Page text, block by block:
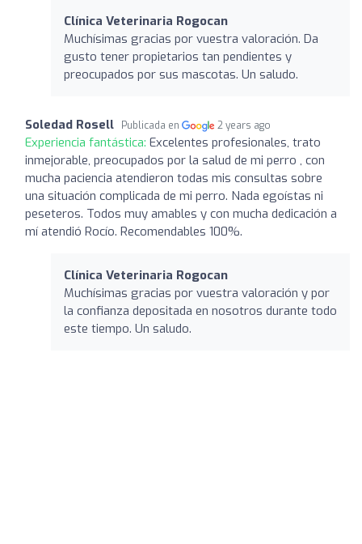
Clínica Veterinaria Rogocan
Muchísimas gracias por vuestra valoración. Da
gusto tener propietarios tan pendientes y
preocupados por sus mascotas. Un saludo.
Soledad Rosell Publicada en 2 years ago
Experiencia fantástica: Excelentes profesionales, trato
inmejorable, preocupados por la salud de mi perro , con
mucha paciencia atendieron todas mis consultas sobre
una situación complicada de mi perro. Nada egoístas ni
peseteros. Todos muy amables y con mucha dedicación a
mí atendió Rocío. Recomendables 100%.
Clínica Veterinaria Rogocan
Muchísimas gracias por vuestra valoración y por
la confianza depositada en nosotros durante todo
este tiempo. Un saludo.